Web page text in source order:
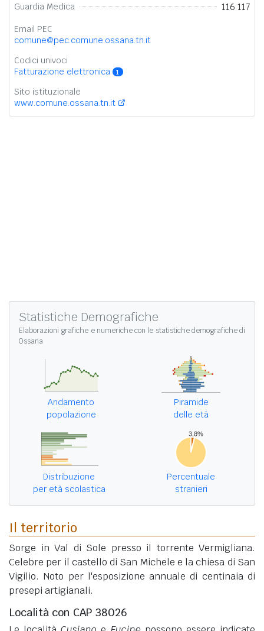
Guardia Medica 116 117
Email PEC
comune@pec.comune.ossana.tn.it
Codici univoci
Fatturazione elettronica
1
Sito istituzionale
www.comune.ossana.tn.it
Statistiche Demografiche
Elaborazioni grafiche e numeriche con le statistiche demografiche di
Ossana
Andamento
popolazione
Piramide
delle età
Distribuzione
per età scolastica
Percentuale
stranieri
Il territorio
Sorge in Val di Sole presso il torrente Vermigliana.
Celebre per il castello di San Michele e la chiesa di San
Vigilio. Noto per l'esposizione annuale di centinaia di
presepi artigianali.
Località con CAP 38026